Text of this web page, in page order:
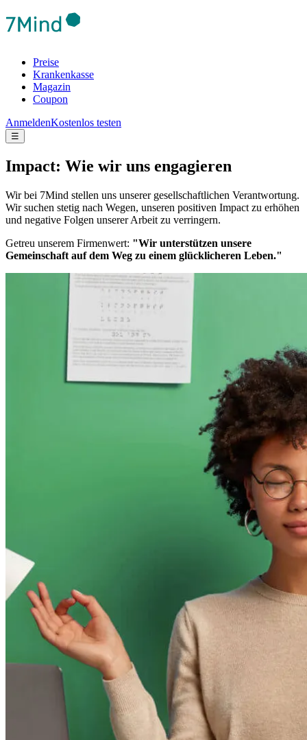
Preise
Krankenkasse
Magazin
Coupon
AnmeldenKostenlos testen
☰
Impact: Wie wir uns engagieren
Wir bei 7Mind stellen uns unserer gesellschaftlichen Verantwortung.
Wir suchen stetig nach Wegen, unseren positiven Impact zu erhöhen
und negative Folgen unserer Arbeit zu verringern.
Getreu unserem Firmenwert: "Wir unterstützen unsere
Gemeinschaft auf dem Weg zu einem glücklicheren Leben."